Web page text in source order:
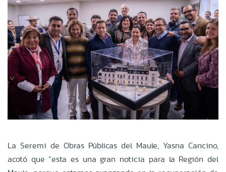
La Seremi de Obras Públicas del Maule, Yasna Cancino,
acotó que “esta es una gran noticia para la Región del